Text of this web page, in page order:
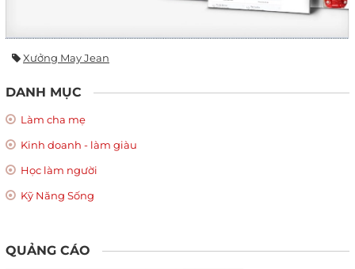
Xưởng May Jean
DANH MỤC
Làm cha mẹ
Kinh doanh - làm giàu
Học làm người
Kỹ Năng Sống
QUẢNG CÁO